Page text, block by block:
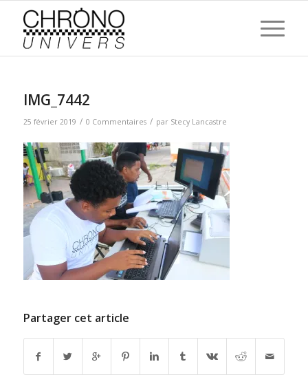
IMG_7442
25 février 2019 / 0 Commentaires / par Stecy Lancastre
Partager cet article